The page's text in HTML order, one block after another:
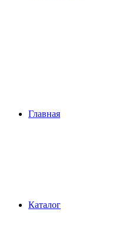
Главная
Каталог